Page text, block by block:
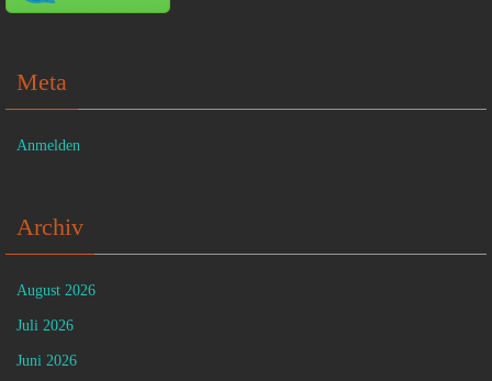
Meta
Anmelden
Archiv
August 2026
Juli 2026
Juni 2026